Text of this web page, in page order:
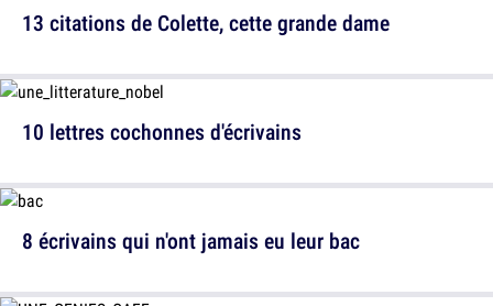
13 citations de Colette, cette grande dame
8 écrivains qui n'ont jamais eu leur bac
10 lettres cochonnes d'écrivains